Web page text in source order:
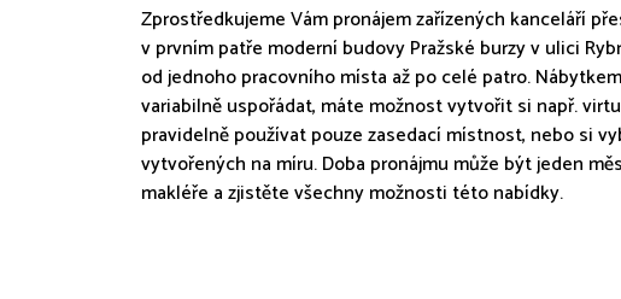
Zprostředkujeme Vám pronájem zařízených kanceláří
v prvním patře moderní budovy Pražské burzy v ulici
od jednoho pracovního místa až po celé patro.
variabilně uspořádat, máte možnost vytvořit si např.
pravidelně používat pouze zasedací místnost, nebo si
vytvořených na míru. Doba pronájmu může být jeden
makléře a zjistěte všechny možnosti této nabídky.